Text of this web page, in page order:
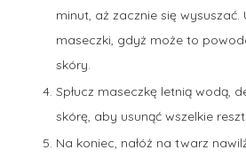
minut, aż zacznie się wysuszać.
maseczki, gdyż może to
skóry.
Spłucz maseczkę letnią wodą,
skórę, aby usunąć wszelkie
Na koniec, nałóż na twarz